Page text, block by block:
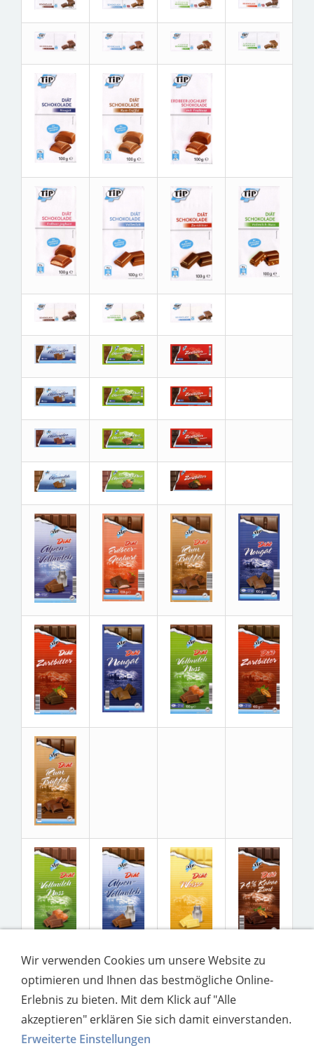
Wir verwenden Cookies um unsere Website zu
optimieren und Ihnen das bestmögliche Online-
Erlebnis zu bieten. Mit dem Klick auf "Alle
akzeptieren" erklären Sie sich damit einverstanden.
Erweiterte Einstellungen